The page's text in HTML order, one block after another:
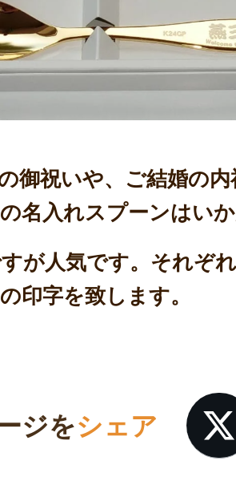
御祝いや、ご結婚の
名入れスプーンはい
が人気です。それぞ
印字を致します。
ジをシェア